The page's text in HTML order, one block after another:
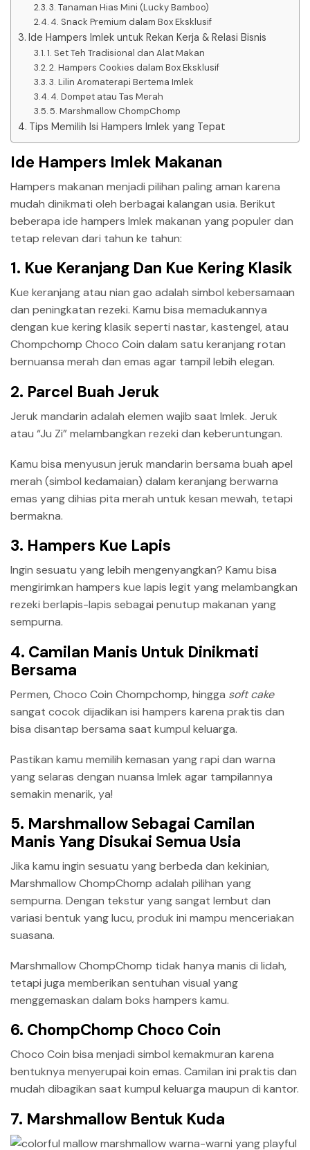
3. Tanaman Hias Mini (Lucky Bamboo)
4. Snack Premium dalam Box Eksklusif
Ide Hampers Imlek untuk Rekan Kerja & Relasi Bisnis
1. Set Teh Tradisional dan Alat Makan
2. Hampers Cookies dalam Box Eksklusif
3. Lilin Aromaterapi Bertema Imlek
4. Dompet atau Tas Merah
5. Marshmallow ChompChomp
Tips Memilih Isi Hampers Imlek yang Tepat
Ide Hampers Imlek Makanan
Hampers makanan menjadi pilihan paling aman karena
mudah dinikmati oleh berbagai kalangan usia. Berikut
beberapa ide hampers Imlek makanan yang populer dan
tetap relevan dari tahun ke tahun:
1. Kue Keranjang Dan Kue Kering Klasik
Kue keranjang atau nian gao adalah simbol kebersamaan
dan peningkatan rezeki. Kamu bisa memadukannya
dengan kue kering klasik seperti nastar, kastengel, atau
Chompchomp Choco Coin dalam satu keranjang rotan
bernuansa merah dan emas agar tampil lebih elegan.
2. Parcel Buah Jeruk
Jeruk mandarin adalah elemen wajib saat Imlek. Jeruk
atau “Ju Zi” melambangkan rezeki dan keberuntungan.
Kamu bisa menyusun jeruk mandarin bersama buah apel
merah (simbol kedamaian) dalam keranjang berwarna
emas yang dihias pita merah untuk kesan mewah, tetapi
bermakna.
3. Hampers Kue Lapis
Ingin sesuatu yang lebih mengenyangkan? Kamu bisa
mengirimkan hampers kue lapis legit yang melambangkan
rezeki berlapis-lapis sebagai penutup makanan yang
sempurna.
4. Camilan Manis Untuk Dinikmati
Bersama
Permen, Choco Coin Chompchomp, hingga soft cake
sangat cocok dijadikan isi hampers karena praktis dan
bisa disantap bersama saat kumpul keluarga.
Pastikan kamu memilih kemasan yang rapi dan warna
yang selaras dengan nuansa Imlek agar tampilannya
semakin menarik, ya!
5. Marshmallow Sebagai Camilan
Manis Yang Disukai Semua Usia
Jika kamu ingin sesuatu yang berbeda dan kekinian,
Marshmallow ChompChomp adalah pilihan yang
sempurna. Dengan tekstur yang sangat lembut dan
variasi bentuk yang lucu, produk ini mampu menceriakan
suasana.
Marshmallow ChompChomp tidak hanya manis di lidah,
tetapi juga memberikan sentuhan visual yang
menggemaskan dalam boks hampers kamu.
6. ChompChomp Choco Coin
Choco Coin bisa menjadi simbol kemakmuran karena
bentuknya menyerupai koin emas. Camilan ini praktis dan
mudah dibagikan saat kumpul keluarga maupun di kantor.
7. Marshmallow Bentuk Kuda